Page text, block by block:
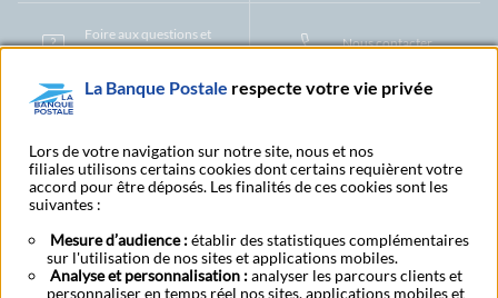
Foire aux questions et
centre d'aide
Nous contacter
Protection des Données à Caractère PersonnelFiliales et partenaires
CookiesGestion des cookiesActualiser vos informations
Contestation et réclamation Coordonnées Centres Financiers
Alertes fraudes et points de vigilance Actualités réglementaires CGU
Aide navigateur et systèmes d'exploitation
Vider le cache de votre navigateurLexique Aide et accessibilité
La Banque Postale respecte votre vie privée
Lors de votre navigation sur notre site, nous et nos
filiales utilisons certains cookies dont certains requièrent votre
accord pour être déposés. Les finalités de ces cookies sont les
suivantes :
Mesure d’audience :établir des statistiques complémentaires
sur l'utilisation de nos sites et applications mobiles.
Analyse et personnalisation :analyser les parcours clients et
personnaliser en temps réel nos sites, applications mobiles et